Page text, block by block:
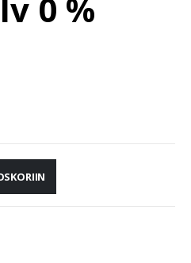
0 %